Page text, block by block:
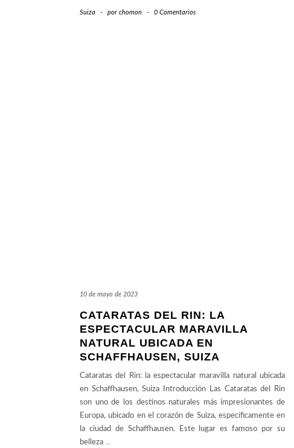
Suiza - por chomon - 0 Comentarios
10 de mayo de 2023
CATARATAS DEL RIN: LA
ESPECTACULAR MARAVILLA
NATURAL UBICADA EN
SCHAFFHAUSEN, SUIZA
Cataratas del Rin: la espectacular maravilla natural ubicada
en Schaffhausen, Suiza Introducción Las Cataratas del Rin
son uno de los destinos naturales más impresionantes de
Europa, ubicado en el corazón de Suiza, específicamente en
la ciudad de Schaffhausen. Este lugar es famoso por su
belleza …